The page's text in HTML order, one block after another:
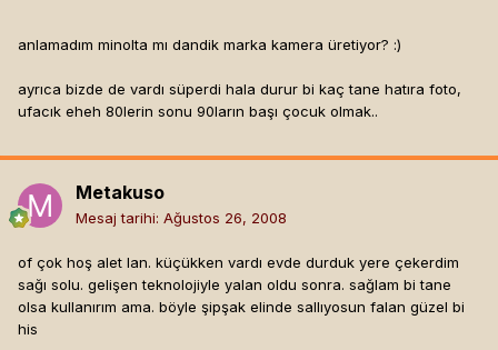
anlamadım minolta mı dandik marka kamera üretiyor? :)
ayrıca bizde de vardı süperdi hala durur bi kaç tane hatıra foto,
ufacık eheh 80lerin sonu 90ların başı çocuk olmak..
Metakuso
Mesaj tarihi: Ağustos 26, 2008
of çok hoş alet lan. küçükken vardı evde durduk yere çekerdim
sağı solu. gelişen teknolojiyle yalan oldu sonra. sağlam bi tane
olsa kullanırım ama. böyle şipşak elinde sallıyosun falan güzel bi
his